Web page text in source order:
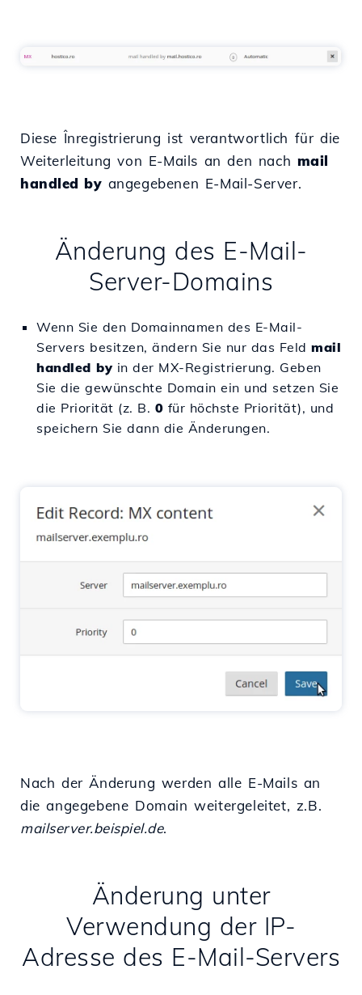
Diese Înregistrierung ist verantwortlich für die
Weiterleitung von E-Mails an den nach mail
handled by angegebenen E-Mail-Server.
Änderung des E-Mail-
Server-Domains
Wenn Sie den Domainnamen des E-Mail-
Servers besitzen, ändern Sie nur das Feld mail
handled by in der MX-Registrierung. Geben
Sie die gewünschte Domain ein und setzen Sie
die Priorität (z. B. 0 für höchste Priorität), und
speichern Sie dann die Änderungen.
Nach der Änderung werden alle E-Mails an
die angegebene Domain weitergeleitet, z.B.
mailserver.beispiel.de.
Änderung unter
Verwendung der IP-
Adresse des E-Mail-Servers